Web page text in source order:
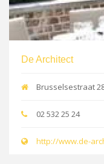
De Architect
Brusselsestraat
02 532 25 24
http://www.de-